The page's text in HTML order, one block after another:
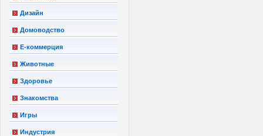
Дизайн
Домоводство
Е-коммерция
Животные
Здоровье
Знакомства
Игры
Индустрия